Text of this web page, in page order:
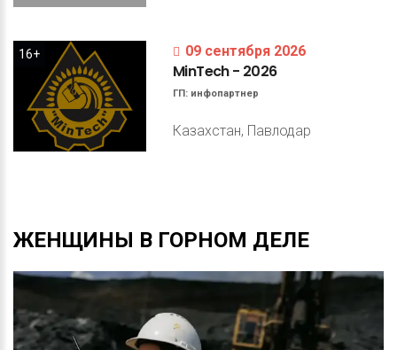
16+ 09 сентября 2026
MinTech- 2026
ГП: инфопартнер
Казахстан, Павлодар
ЖЕНЩИНЫ В ГОРНОМ ДЕЛЕ